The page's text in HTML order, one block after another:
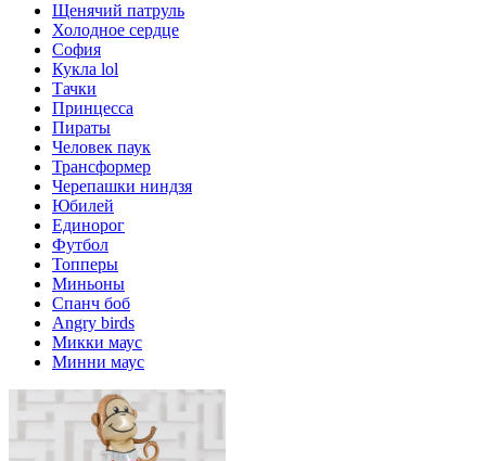
Щенячий патруль
Холодное сердце
София
Кукла lol
Тачки
Принцесса
Пираты
Человек паук
Трансформер
Черепашки ниндзя
Юбилей
Единорог
Футбол
Топперы
Миньоны
Спанч боб
Angry birds
Микки маус
Минни маус